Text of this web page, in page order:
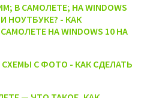
В САМОЛЕТЕ; НА WINDOWS
НОУТБУКЕ? - КАК
НА WINDOWS 10 НА
С ФОТО - КАК СДЕЛАТЬ